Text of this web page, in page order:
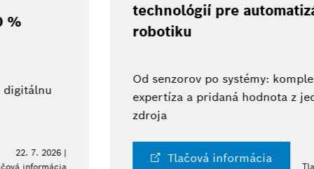
technológií pre automatizáciu a
Od senzorov po systémy: komplexná
expertíza a pridaná hodnota z jedného
Tlačová informácia
10. 6. 2026 |